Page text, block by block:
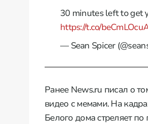
30 minutes left to get
https://t.co/
— Sean Spicer
Ранее News.ru писал о
видео с мемами. На
Белого дома стреляет